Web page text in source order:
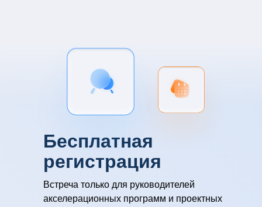
и в ожидании дальнейших приглашений
на аналогичные мероприятия!
Бесплатная
регистрация
Встреча только для руководителей
акселерационных программ и проектных